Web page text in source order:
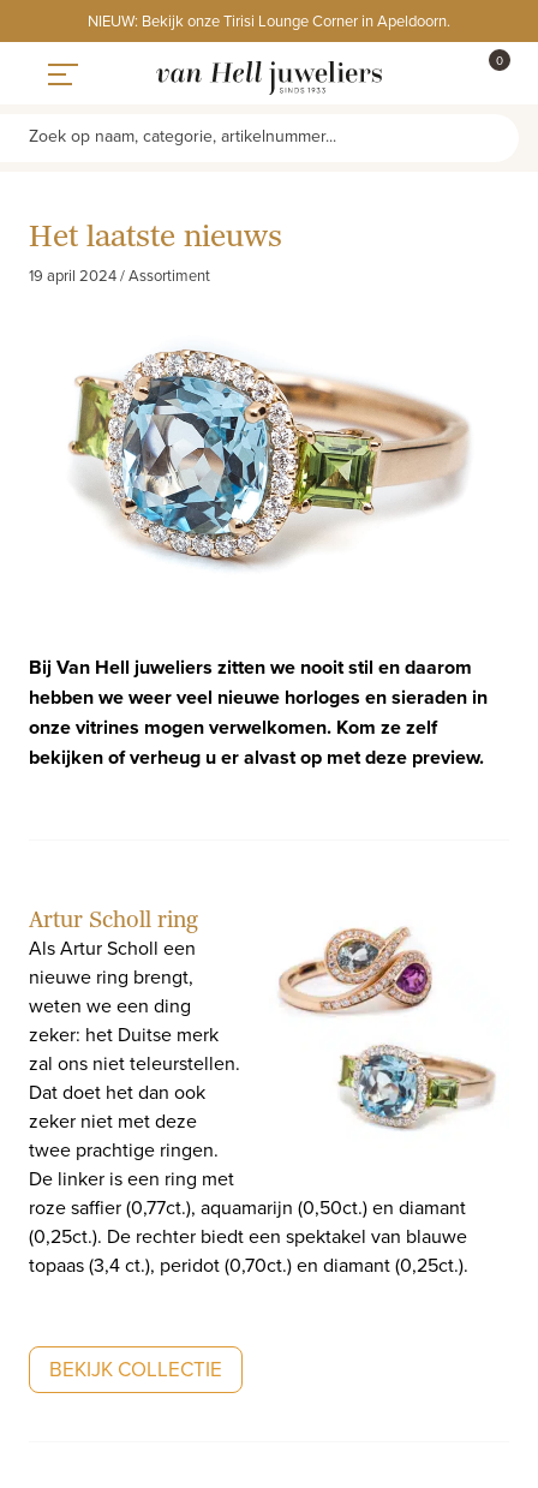
to
content
NIEUW: Bekijk onze Tirisi Lounge Corner in Apeldoorn.
0
Zoek op naam, categorie, artikelnummer...
Het laatste nieuws
19 april 2024 / Assortiment
Bij Van Hell juweliers zitten we nooit stil en daarom
hebben we weer veel nieuwe horloges en sieraden in
onze vitrines mogen verwelkomen. Kom ze zelf
bekijken of verheug u er alvast op met deze preview.
Artur Scholl ring
Als Artur Scholl een
nieuwe ring brengt,
weten we een ding
zeker: het Duitse merk
zal ons niet teleurstellen.
Dat doet het dan ook
zeker niet met deze
twee prachtige ringen.
De linker is een ring met
roze saffier (0,77ct.), aquamarijn (0,50ct.) en diamant
(0,25ct.). De rechter biedt een spektakel van blauwe
topaas (3,4 ct.), peridot (0,70ct.) en diamant (0,25ct.).
BEKIJK COLLECTIE